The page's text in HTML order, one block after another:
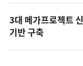
의
사
진
3대 메가프로젝트
기반 구축